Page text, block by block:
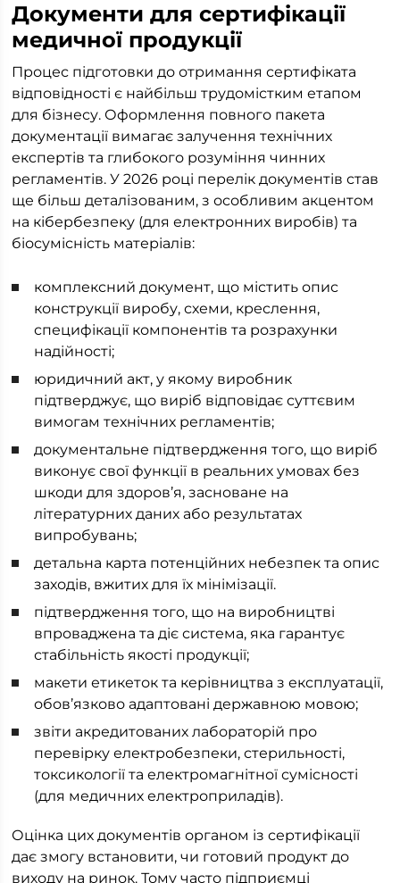
Документи для сертифікації
медичної продукції
Процес підготовки до отримання сертифіката
відповідності є найбільш трудомістким етапом
для бізнесу. Оформлення повного пакета
документації вимагає залучення технічних
експертів та глибокого розуміння чинних
регламентів. У 2026 році перелік документів став
ще більш деталізованим, з особливим акцентом
на кібербезпеку (для електронних виробів) та
біосумісність матеріалів:
комплексний документ, що містить опис
конструкції виробу, схеми, креслення,
специфікації компонентів та розрахунки
надійності;
юридичний акт, у якому виробник
підтверджує, що виріб відповідає суттєвим
вимогам технічних регламентів;
документальне підтвердження того, що виріб
виконує свої функції в реальних умовах без
шкоди для здоров’я, засноване на
літературних даних або результатах
випробувань;
детальна карта потенційних небезпек та опис
заходів, вжитих для їх мінімізації.
підтвердження того, що на виробництві
впроваджена та діє система, яка гарантує
стабільність якості продукції;
макети етикеток та керівництва з експлуатації,
обов’язково адаптовані державною мовою;
звіти акредитованих лабораторій про
перевірку електробезпеки, стерильності,
токсикології та електромагнітної сумісності
(для медичних електроприладів).
Оцінка цих документів органом із сертифікації
дає змогу встановити, чи готовий продукт до
виходу на ринок. Тому часто підприємці